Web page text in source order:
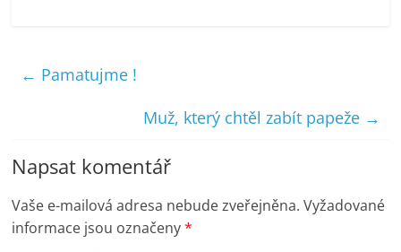
← Pamatujme !
Muž, který chtěl zabít papeže →
Napsat komentář
Vaše e-mailová adresa nebude zveřejněna. Vyžadované
informace jsou označeny*